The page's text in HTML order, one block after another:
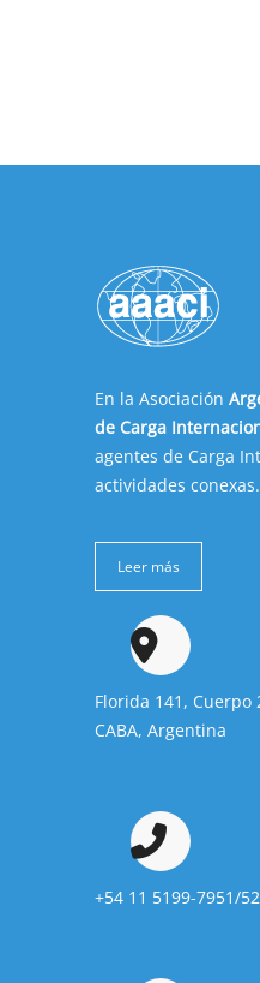
En la Asociación
de Carga
agentes de Carga
actividades conexas.
Leer más
Florida 141, Cuerpo
CABA, Argentina
+54 11 5199-7951/